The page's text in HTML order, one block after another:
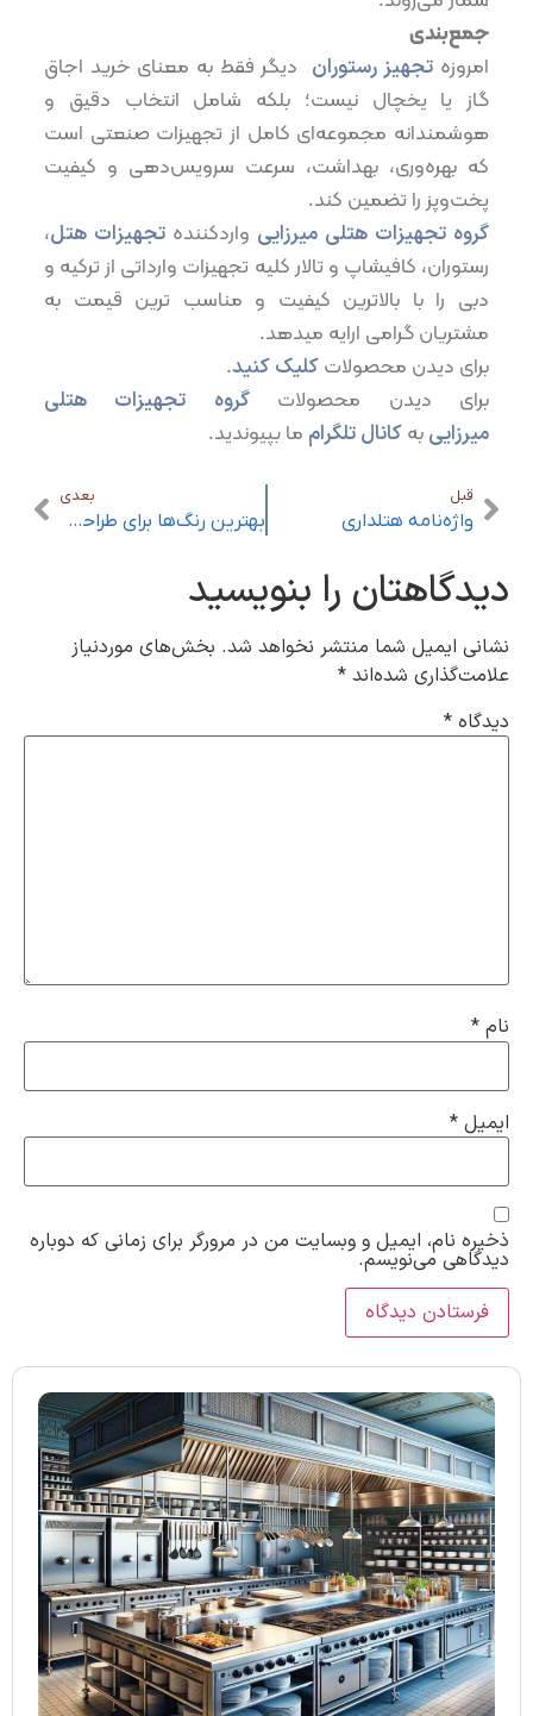
جمع‌بندی
امروزه تجهیز رستوران دیگر فقط به معنای خرید اجاق
گاز یا یخچال نیست؛ بلکه شامل انتخاب دقیق و
هوشمندانه مجموعه‌ای کامل از تجهیزات صنعتی است
که بهره‌وری، بهداشت، سرعت سرویس‌دهی و کیفیت
پخت‌وپز را تضمین کند.
گروه تجهیزات هتلی میرزایی واردکننده تجهیزات هتل،
رستوران، کافیشاپ و تالار کلیه تجهیزات وارداتی از ترکیه و
دبی را با بالاترین کیفیت و مناسب ترین قیمت به
مشتریان گرامی ارایه میدهد.
برای دیدن محصولاتکلیک کنید.
برای دیدن محصولاتگروه تجهیزات هتلی
میرزاییبهکانال تلگرام ما بپیوندید.
قبل
واژه‌نامه هتلداری
بعدی
بهترین رنگ‌ها برای طراحی داخلی هتل
دیدگاهتان را بنویسید
نشانی ایمیل شما منتشر نخواهد شد. بخش‌های موردنیاز
علامت‌گذاری شده‌اند *
دیدگاه *
نام *
ایمیل *
ذخیره نام، ایمیل و وبسایت من در مرورگر برای زمانی که دوباره
دیدگاهی می‌نویسم.